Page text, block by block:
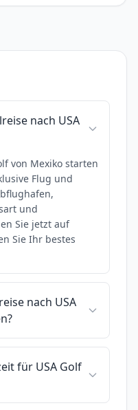
nach USA
von Mexiko starten
Flug und
und
Sie jetzt auf
Sie Ihr bestes
nach USA
für USA Golf